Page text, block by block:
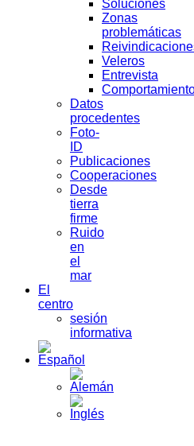
Soluciones
Zonas
problemáticas
Veleros
Entrevista
Datos
procedentes
Foto-
ID
Publicaciones
Cooperaciones
Desde
tierra
firme
Ruido
en
el
mar
El
centro
sesión
informativa